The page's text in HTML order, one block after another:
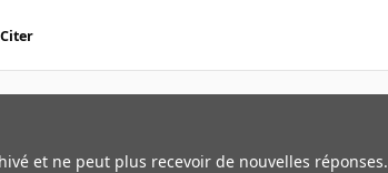
Citer
et ne peut plus recevoir de nouvelles réponses.